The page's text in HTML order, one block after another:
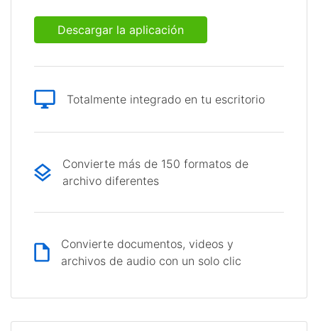
Descargar la aplicación
Totalmente integrado en tu escritorio
Convierte más de 150 formatos de
archivo diferentes
Convierte documentos, videos y
archivos de audio con un solo clic